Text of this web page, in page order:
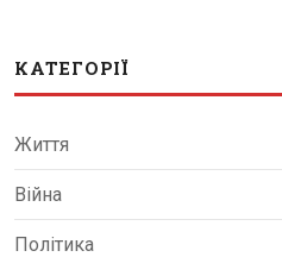
КАТЕГОРІЇ
Життя
Війна
Політика